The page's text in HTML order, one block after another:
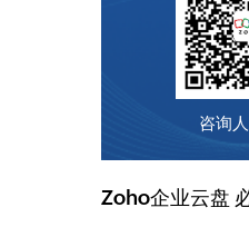
咨询
Zoho企业云盘